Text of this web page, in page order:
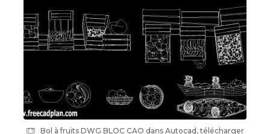
Bol à fruits DWG BLOC CAO dans Autocad, télécharger